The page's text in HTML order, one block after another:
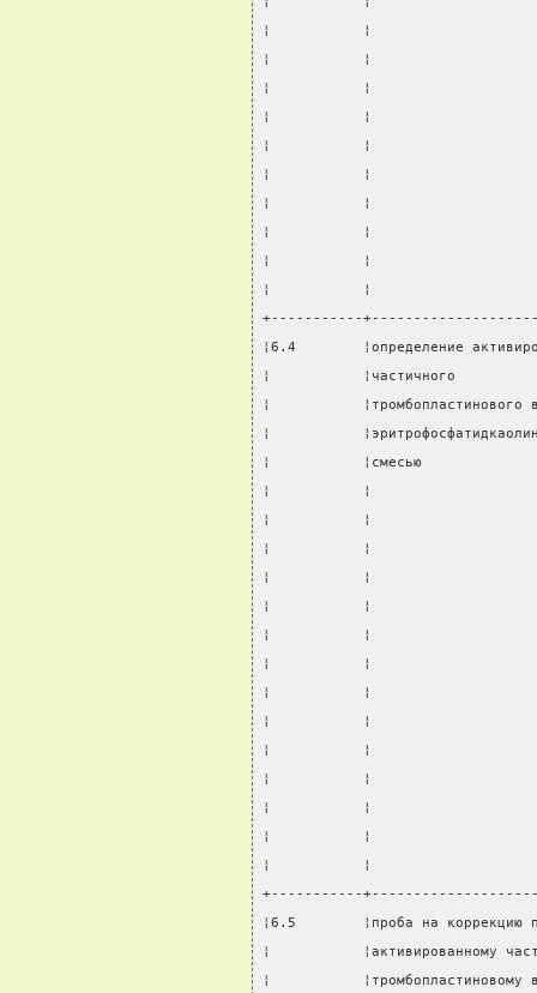
¦           ¦
¦           ¦
¦           ¦
¦           ¦
¦           ¦
¦           ¦
¦           ¦
¦           ¦
¦           ¦
¦           ¦
+-----------
¦6.4        ¦определение
¦           ¦частичного
¦
¦
¦           ¦смесью
¦           ¦
¦           ¦
¦           ¦
¦           ¦
¦           ¦
¦           ¦
¦           ¦
¦           ¦
¦           ¦
¦           ¦
¦           ¦
¦           ¦
¦           ¦
¦           ¦
+-----------
¦6.5        ¦проба на
¦
¦